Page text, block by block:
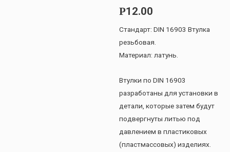
Р12.00
Стандарт: DIN 16903 Втулка
резьбовая.
Материал: латунь.
Втулки по DIN 16903
разработаны для установки в
детали, которые затем будут
подвергнуты литью под
давлением в пластиковых
(пластмассовых) изделиях.